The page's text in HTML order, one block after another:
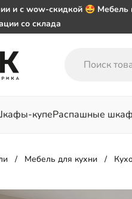
и с wow-скидкой 🤩 Мебель
со склада
50 000 ₽
Whatsapp переехал на
купеРаспашные
Для гостиной Для спальни
Мебель для кухни